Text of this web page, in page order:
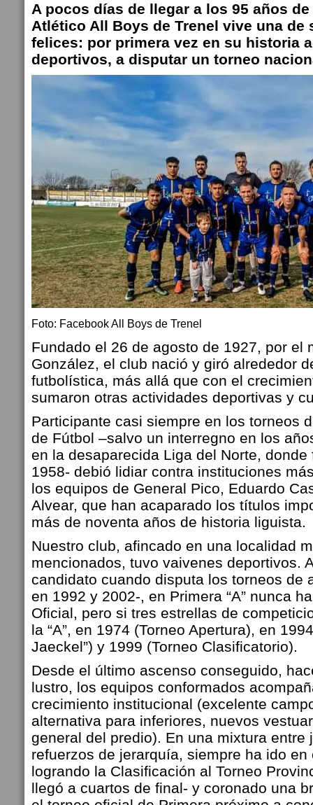
A pocos días de llegar a los 95 años
Atlético All Boys de Trenel vive una de
felices: por primera vez en su historia
deportivos, a disputar un torneo
Foto: Facebook All Boys de Trenel
Fundado el 26 de agosto de 1927, por el
González, el club nació y giró alrededor
futbolística, más allá que con el
sumaron otras actividades deportivas y
Participante casi siempre en los torneos
de Fútbol –salvo un interregno en los
en la desaparecida Liga del Norte, donde
1958- debió lidiar contra instituciones
los equipos de General Pico, Eduardo
Alvear, que han acaparado los títulos
más de noventa años de historia liguista.
Nuestro club, afincado en una localidad
mencionados, tuvo vaivenes deportivos.
candidato cuando disputa los torneos de
en 1992 y 2002-, en Primera “A” nunca
Oficial, pero si tres estrellas de
la “A”, en 1974 (Torneo Apertura), en
Jaeckel”) y 1999 (Torneo Clasificatorio).
Desde el último ascenso conseguido,
lustro, los equipos conformados
crecimiento institucional (excelente
alternativa para inferiores, nuevos
general del predio). En una mixtura entre
refuerzos de jerarquía, siempre ha ido en
logrando la Clasificación al Torneo
llegó a cuartos de final- y coronado una